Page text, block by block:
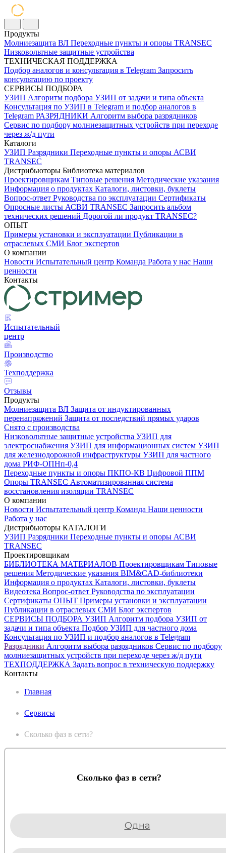
Продукты
Молниезащита ВЛ Переходные пункты и опоры TRANSEC
Низковольтные защитные устройства
ТЕХНИЧЕСКАЯ ПОДДЕРЖКА
Подбор аналогов и консультация в Telegram Запросить
консультацию по проекту
СЕРВИСЫ ПОДБОРА
УЗИП Алгоритм подбора УЗИП от задачи и типа объекта
Консультация по УЗИП в Telegram и подбор аналогов в
Telegram РАЗРЯДНИКИ Алгоритм выбора разрядников
Сервис по подбору молниезащитных устройств при переходе
через ж/д пути
Каталоги
УЗИП Разрядники Переходные пункты и опоры АСВИ
TRANSEC
Дистрибьюторы Библиотека материалов
Проектировщикам Типовые решения Методические указания
Информация о продуктах Каталоги, листовки, буклеты
Вопрос-ответ Руководства по эксплуатации Сертификаты
Опросные листы АСВИ TRANSEC Запросить альбом
технических решений Дорогой ли продукт TRANSEC?
ОПЫТ
Примеры установки и эксплуатации Публикации в
отраслевых СМИ Блог экспертов
О компании
Новости Испытательный центр Команда Работа у нас Наши
ценности
Контакты
Испытательный
центр
Производство
Техподдержка
Отзывы
Продукты
Молниезащита ВЛ Защита от индуктированных
перенапряжений Защита от последствий прямых ударов
Снято с производства
Низковольтные защитные устройства УЗИП для
электроснабжения УЗИП для информационных систем УЗИП
для железнодорожной инфраструктуры УЗИП для частного
дома РИФ-ОПНп-0,4
Переходные пункты и опоры ПКПО-КВ Цифровой ППМ
Опоры TRANSEC Автоматизированная система
восстановления изоляции TRANSEC
О компании
Новости Испытательный центр Команда Наши ценности
Работа у нас
Дистрибьюторы КАТАЛОГИ
УЗИП Разрядники Переходные пункты и опоры АСВИ
TRANSEC
Проектировщикам
БИБЛИОТЕКА МАТЕРИАЛОВ Проектировщикам Типовые
решения Методические указания BIM&CAD-библиотеки
Информация о продуктах Каталоги, листовки, буклеты
Видеотека Вопрос-ответ Руководства по эксплуатации
Сертификаты ОПЫТ Примеры установки и эксплуатации
Публикации в отраслевых СМИ Блог экспертов
СЕРВИСЫ ПОДБОРА УЗИП Алгоритм подбора УЗИП от
задачи и типа объекта Подбор УЗИП для частного дома
Консультация по УЗИП и подбор аналогов в Telegram
Разрядники Алгоритм выбора разрядников Сервис по подбору
молниезащитных устройств при переходе через ж/д пути
ТЕХПОДДЕРЖКА Задать вопрос в техническую поддержку
Контакты
Главная
Сервисы
Сколько фаз в сети?
Сколько фаз в сети?
Одна